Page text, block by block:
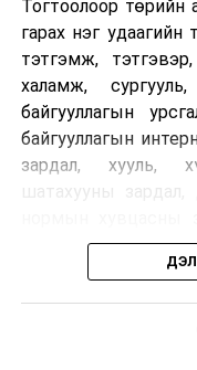
Тогтоолоор төрийн
гарах нэг
тэтгэмж,
халамж,
байгууллагын
байгууллагын
зардал, хууль,
хурлын зардал,
хөрөнгийн
шийдвэрлэжээ.
Харин дараах